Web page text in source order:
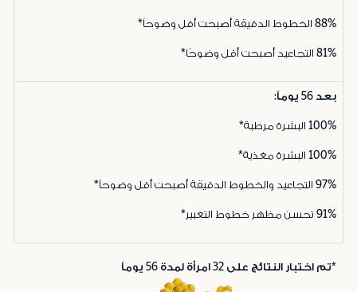
88% الخطوط الدقيقة أصبحت أقل وضوحاً*
81% التجاعيد أصبحت أقل وضوحًا*
بعد 56 يوماً:
100% البشرة مرطبة*
100% البشرة مغذية*
97% التجاعيد والخطوط الدقيقة أصبحت أقل وضوحاً*
91% تحسن مظهر خطوط التعبير*
*تم اختبار النتائج على 32 امرأة لمدة 56 يوماً